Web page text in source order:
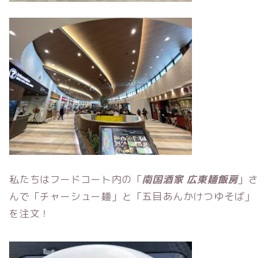
私たちはフードコート内の「南国酒家 広東麺飯房」さ
んで「チャーシュー麺」と「五目あんかけつゆそば」
を注文！